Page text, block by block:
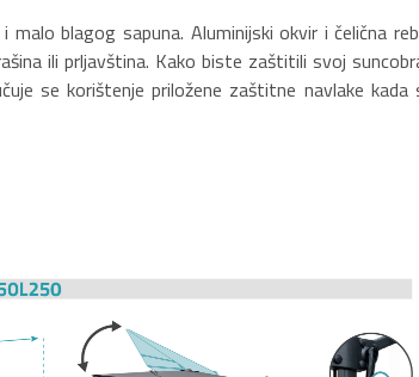
blagog sapuna. Aluminijski okvir i čelična
ili prljavština. Kako biste zaštitili svoj
se korištenje priložene zaštitne navlake kada